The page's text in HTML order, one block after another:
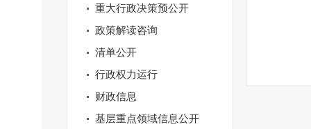
重大行政决策预公开
政策解读咨询
清单公开
行政权力运行
财政信息
基层重点领域信息公开